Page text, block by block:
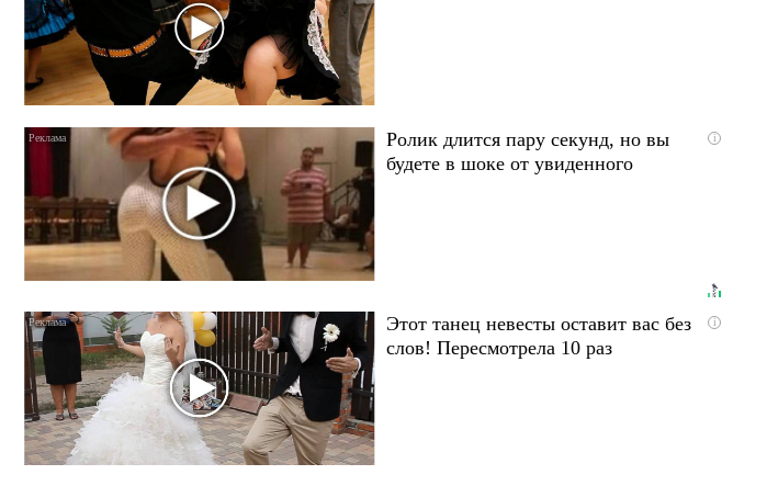
i
Ролик длится пару секунд, но вы
будете в шоке от увиденного
i
Этот танец невесты оставит вас без
слов! Пересмотрела 10 раз